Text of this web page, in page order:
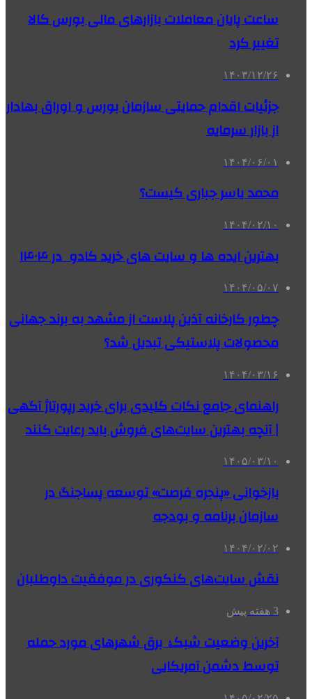
ساعت پایان معاملات بازارهای مالی بورس کالا
تغییر کرد
۱۴۰۳/۱۲/۲۶
جزئیات اقدام حمایتی سازمان بورس و اوراق بهادار
از بازار سرمایه
۱۴۰۴/۰۶/۰۱
محمد یاسر جباری کیست؟
۱۴۰۴/۰۲/۱۰
بهترین ایده ها و سایت های خرید کادو در ۱۴۰۴
۱۴۰۴/۰۵/۰۷
چطور کارخانه آذین پلاست از مشهد به برند جهانی
محصولات پلاستیکی تبدیل شد؟
۱۴۰۴/۰۳/۱۶
راهنمای جامع نکات کلیدی برای خرید رپورتاژ آگهی
| آنچه بهترین سایت‌های فروش باید رعایت کنند
۱۴۰۵/۰۳/۱۰
بازخوانی «پنجره فرصت» توسعه پساجنگ در
سازمان برنامه و بودجه
۱۴۰۴/۰۲/۰۲
نقش سایت‌های کنکوری در موفقیت داوطلبان
3 هفته پیش
آخرین وضعیت شبکۀ برق شهرهای مورد حمله
توسط دشمن آمریکایی